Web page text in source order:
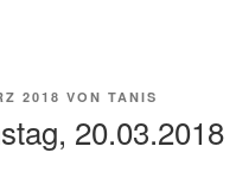
2018 VON TANIS
20.03.2018